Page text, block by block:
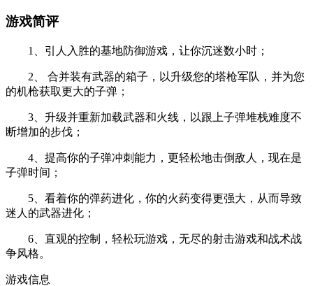
游戏简评
1、引人入胜的基地防御游戏，让你沉迷数小时；
2、 合并装有武器的箱子，以升级您的塔枪军队，并为您
的机枪获取更大的子弹；
3、升级并重新加载武器和火线，以跟上子弹堆栈难度不
断增加的步伐；
4、提高你的子弹冲刺能力，更轻松地击倒敌人，现在是
子弹时间；
5、看着你的弹药进化，你的火药变得更强大，从而导致
迷人的武器进化；
6、直观的控制，轻松玩游戏，无尽的射击游戏和战术战
争风格。
游戏信息